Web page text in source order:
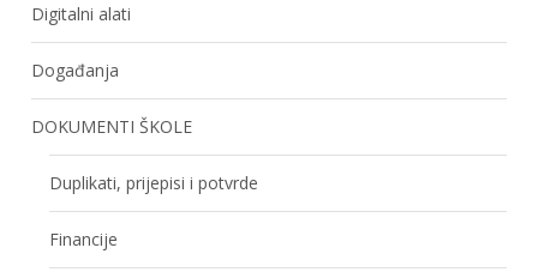
Digitalni alati
Događanja
DOKUMENTI ŠKOLE
Duplikati, prijepisi i potvrde
Financije